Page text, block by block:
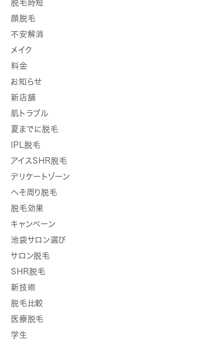
脱毛時短
顔脱毛
不安解消
メイク
料金
お知らせ
新店舗
肌トラブル
夏までに脱毛
IPL脱毛
アイスSHR脱毛
デリケートゾーン
へそ周り脱毛
脱毛効果
キャンペーン
池袋サロン選び
サロン脱毛
SHR脱毛
新技術
脱毛比較
医療脱毛
学生